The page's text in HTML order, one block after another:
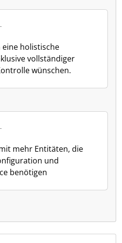
eine holistische
vollständiger
wünschen.
mehr Entitäten, die
und
benötigen